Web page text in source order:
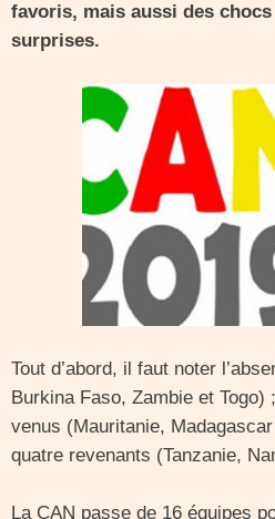
favoris, mais aussi des
surprises.
Tout d’abord, il faut noter
Burkina Faso, Zambie et Togo)
venus (Mauritanie,
quatre revenants (Tanzanie,
La CAN passe de 16 équipes